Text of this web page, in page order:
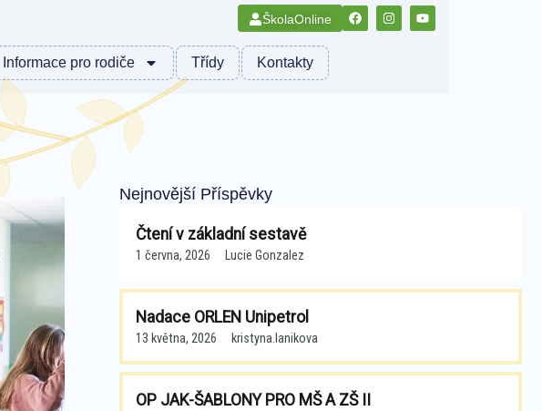
ŠkolaOnline
Informace pro rodiče Třídy Kontakty
Nejnovější Příspěvky
Čtení v základní sestavě
1 června, 2026 Lucie Gonzalez
Nadace ORLEN Unipetrol
13 května, 2026 kristyna.lanikova
OP JAK-ŠABLONY PRO MŠ A ZŠ II